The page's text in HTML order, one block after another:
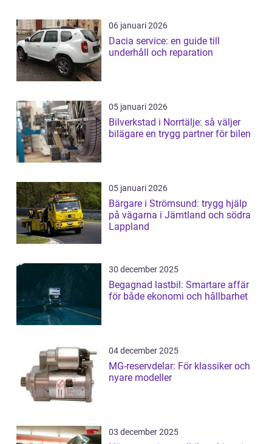
06 januari 2026
Dacia service: en guide till
underhåll och reparation
05 januari 2026
Bilverkstad i Norrtälje: så väljer
bilägare en trygg partner för bilen
05 januari 2026
Bärgare i Strömsund: trygg hjälp
på vägarna i Jämtland och södra
Lappland
30 december 2025
Begagnad lastbil: Smartare affär
för både ekonomi och hållbarhet
04 december 2025
MG-reservdelar: För klassiker och
nyare modeller
03 december 2025